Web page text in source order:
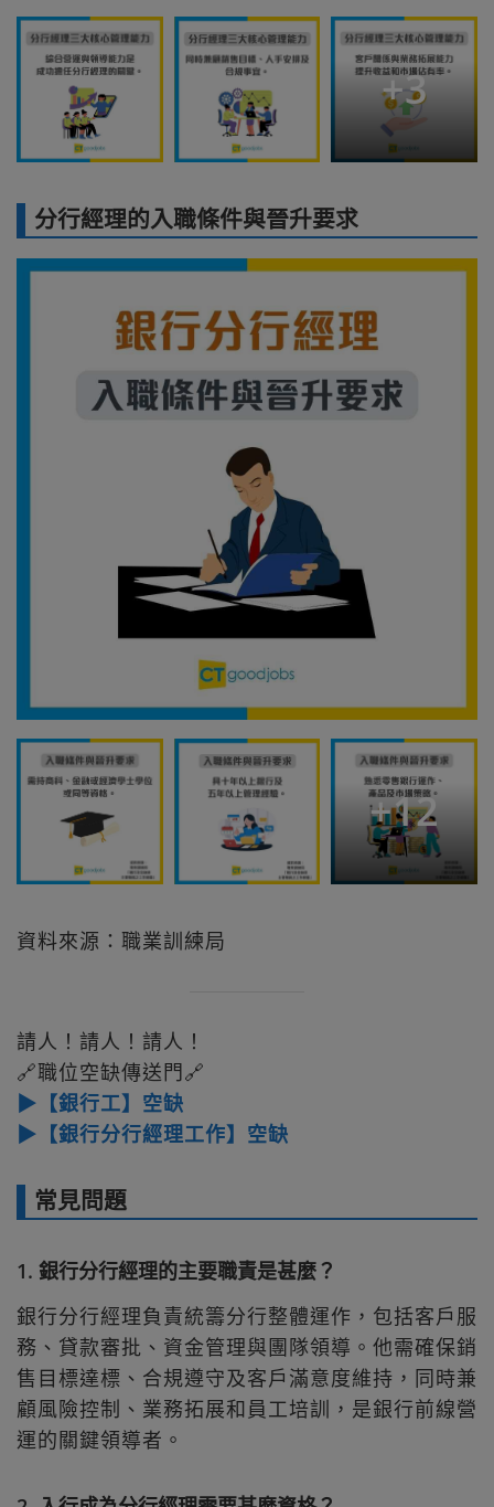
+3
分行經理的入職條件與晉升要求
+12
資料來源：職業訓練局
請人！請人！請人！
🔗職位空缺傳送門🔗
▶【銀行工】空缺
▶【銀行分行經理工作】空缺
常見問題
1. 銀行分行經理的主要職責是甚麼？
銀行分行經理負責統籌分行整體運作，包括客戶服
務、貸款審批、資金管理與團隊領導。他需確保銷
售目標達標、合規遵守及客戶滿意度維持，同時兼
顧風險控制、業務拓展和員工培訓，是銀行前線營
運的關鍵領導者。